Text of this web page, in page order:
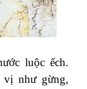
luộc ếch.
như gừng,